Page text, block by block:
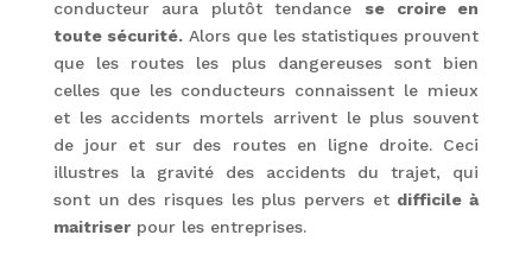
conducteur aura plutôt tendance se croire en
toute sécurité.Alors que les statistiques prouvent
que les routes les plus dangereuses sont bien
celles que les conducteurs connaissent le mieux
et les accidents mortels arrivent le plus souvent
de jour et sur des routes en ligne droite. Ceci
illustres la gravité des accidents du trajet, qui
sont un des risques les plus pervers et difficile à
maitriserpour les entreprises.